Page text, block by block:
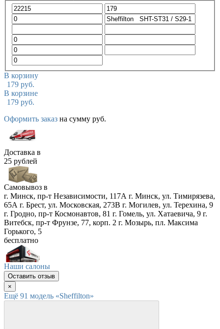
В корзину
179 руб.
В корзине
179 руб.
Оформить заказ на сумму руб.
Доставка в
25 рублей
Самовывоз в
г. Минск, пр-т Независимости, 117А г. Минск, ул. Тимирязева,
65А г. Брест, ул. Московская, 273В г. Могилев, ул. Терехина, 9
г. Гродно, пр-т Космонавтов, 81 г. Гомель, ул. Хатаевича, 9 г.
Витебск, пр-т Фрунзе, 77, корп. 2 г. Мозырь, пл. Максима
Горького, 5
бесплатно
Наши салоны
Оставить отзыв
×
Ещё 91 модель «Sheffilton»